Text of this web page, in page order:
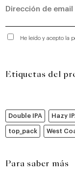
He leído y acepto la
Etiquetas del
Double IPA Hazy
top_pack West
Para saber más